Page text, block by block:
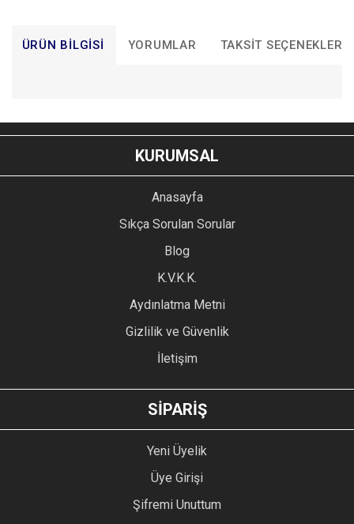
ÜRÜN BILGISI YORUMLAR TAKSIT SEÇENEKLERI
YORUM YAZ
Bu ürünün fiyat bilgisi, resim, ürün açıklamalarında ve diğer
konularda yetersiz gördüğünüz noktaları öneri formunu
kullanarak tarafımıza iletebilirsiniz.
Ürün resmi kalitesiz, bozuk veya görüntülenemiyor.
Ürün açıklamasında eksik bilgiler bulunuyor.
Ürün bilgilerinde hatalar bulunuyor.
Ürün fiyatı diğer sitelerden daha pahalı.
GÖNDER
KURUMSAL
Anasayfa
Sıkça Sorulan Sorular
Blog
K.V.K.K.
Aydınlatma Metni
Gizlilik ve Güvenlik
İletişim
SİPARİŞ
Yeni Üyelik
Üye Girişi
Şifremi Unuttum